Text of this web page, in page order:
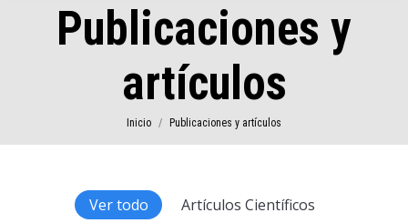
Publicaciones y
artículos
Estás aquí:
Inicio Publicaciones y artículos
Ver todo
Artículos Científicos